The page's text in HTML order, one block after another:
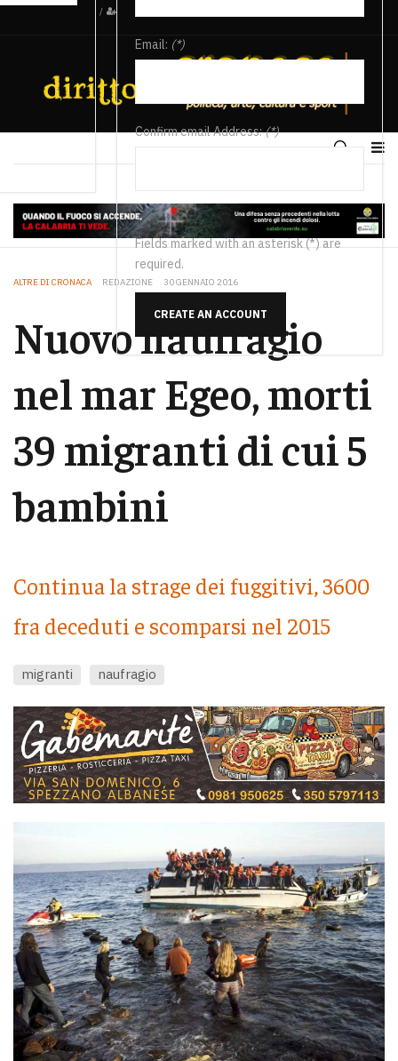
/
Email: (*)
Confirm email Address:(*)
Fields marked with an asterisk (*) are
required.
CREATE AN ACCOUNT
ALTRE DI CRONACA REDAZIONE 30 GENNAIO 2016
Nuovo naufragio
nel mar Egeo, morti
39 migranti di cui 5
bambini
Continua la strage dei fuggitivi, 3600
fra deceduti e scomparsi nel 2015
migranti naufragio